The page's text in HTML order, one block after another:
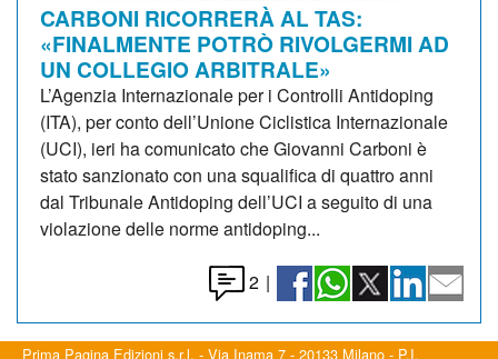
CARBONI RICORRERÀ AL TAS:
«FINALMENTE POTRÒ RIVOLGERMI AD
UN COLLEGIO ARBITRALE»
L’Agenzia Internazionale per i Controlli Antidoping
(ITA), per conto dell’Unione Ciclistica Internazionale
(UCI), ieri ha comunicato che Giovanni Carboni è
stato sanzionato con una squalifica di quattro anni
dal Tribunale Antidoping dell’UCI a seguito di una
violazione delle norme antidoping...
2 |
Prima Pagina Edizioni s.r.l. - Via Inama 7 - 20133 Milano - P.I.